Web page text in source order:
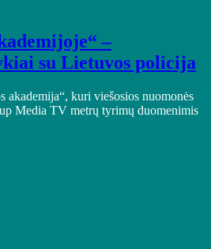
–
su Lietuvos policija
akademija“, kuri viešosios nuomonės
Media TV metrų tyrimų duomenimis